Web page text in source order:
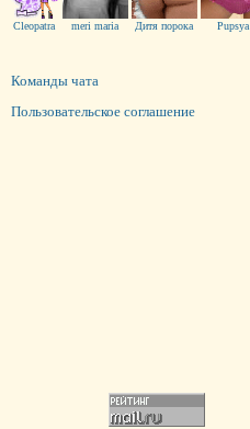
Cleopatra meri maria Дитя порока Pupsya
Команды чата
Пользовательское соглашение